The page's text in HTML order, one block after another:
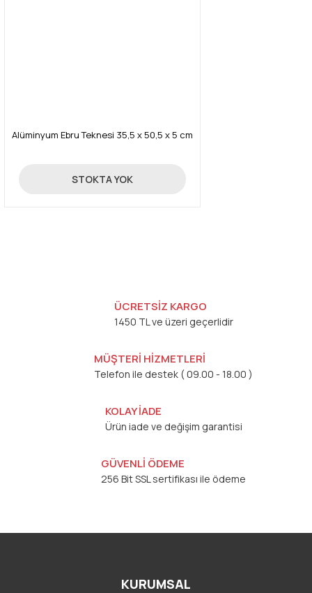
Alüminyum Ebru Teknesi 35,5 x 50,5 x 5 cm
350,00 TL
STOKTA YOK
ÜCRETSİZ KARGO
1450 TL ve üzeri geçerlidir
MÜŞTERİ HİZMETLERİ
Telefon ile destek ( 09.00 - 18.00 )
KOLAY İADE
Ürün iade ve değişim garantisi
GÜVENLİ ÖDEME
256 Bit SSL sertifikası ile ödeme
KURUMSAL